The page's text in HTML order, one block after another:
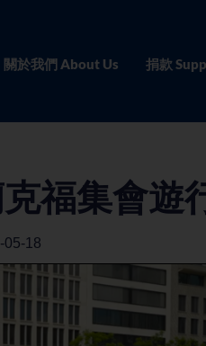
關於我們 About Us 捐款
福集會遊
05-18